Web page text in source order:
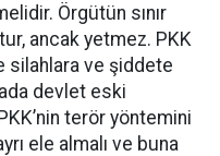
Örgütün sınır
ancak yetmez. PKK
silahlara ve şiddete
devlet eski
terör yöntemini
ele almalı ve buna